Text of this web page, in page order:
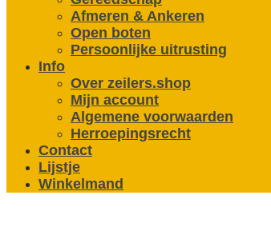
Afmeren & Ankeren
Open boten
Persoonlijke uitrusting
Info
Over zeilers.shop
Mijn account
Algemene voorwaarden
Herroepingsrecht
Contact
Lijstje
Winkelmand